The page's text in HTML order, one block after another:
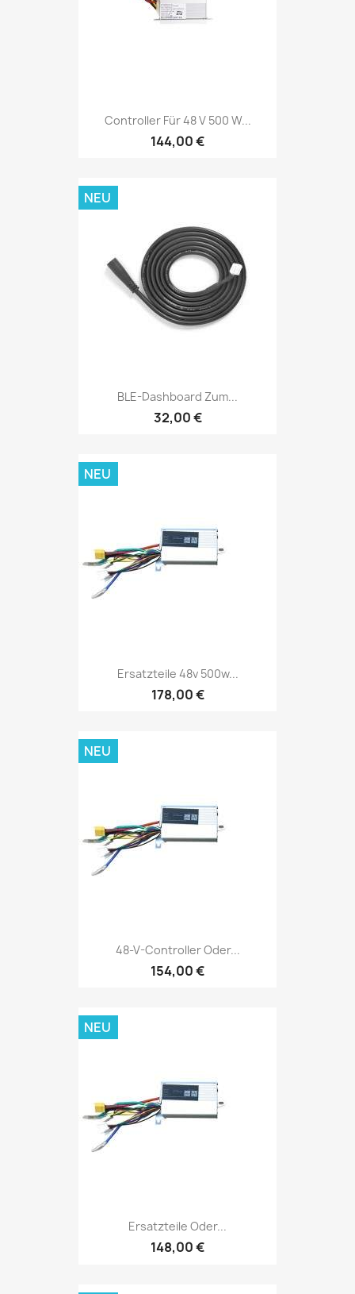
Controller Für 48 V 500 W...
144,00 €
BLE-Dashboard Zum...
32,00 €
NEU
Ersatzteile 48v 500w...
178,00 €
NEU
48-V-Controller Oder...
154,00 €
NEU
Ersatzteile Oder...
148,00 €
NEU